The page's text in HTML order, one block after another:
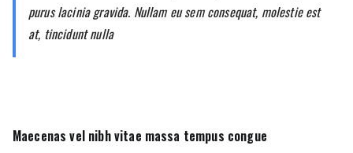
purus lacinia gravida. Nullam eu sem consequat, molestie est
at, tincidunt nulla
Maecenas vel nibh vitae massa tempus congue